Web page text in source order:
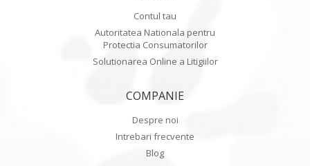
Contul tau
Autoritatea Nationala pentru
Protectia Consumatorilor
Solutionarea Online a Litigiilor
COMPANIE
Despre noi
Intrebari frecvente
Blog